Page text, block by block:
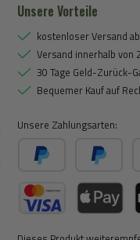
Unsere Vorteile
kostenloser Versand
Versand innerhalb von
30 Tage Geld-Zurück-
Bequemer Kauf auf
Unsere Zahlungsarten:
Später